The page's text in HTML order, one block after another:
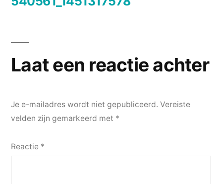
Bericht
Laat een reactie achter
Je e-mailadres wordt niet gepubliceerd. Vereiste
velden zijn gemarkeerd met *
Reactie *